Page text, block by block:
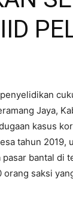
Jaya,
kasus
tahun 2019,
bantal di
saksi